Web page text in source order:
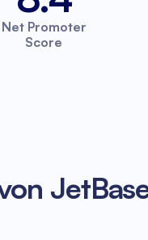
Net Promoter
Score